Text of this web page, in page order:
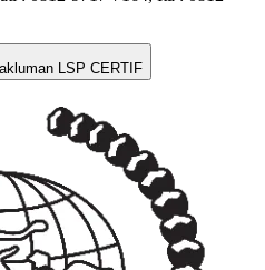
LSP CERTIF